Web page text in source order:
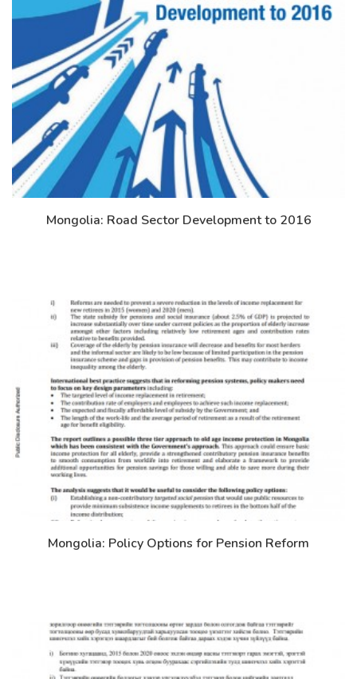
Дэлгэрэнгүй
Mongolia: Road Sector Development to 2016
Дэлгэрэнгүй
Mongolia: Policy Options for Pension Reform